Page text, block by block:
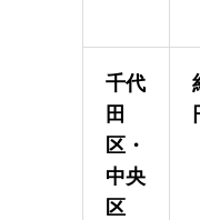
千代
田
区・
中央
区